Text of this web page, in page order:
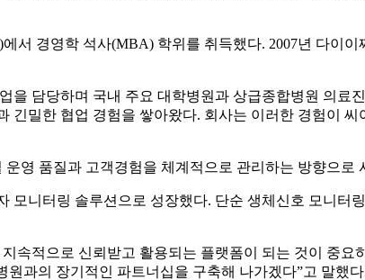
서 경영학 석사(MBA) 학위를 취득했다. 2007년 다이
담당하며 국내 주요 대학병원과 상급종합병원 의료
밀한 협업 경험을 쌓아왔다. 회사는 이러한 경험이 씨
영 품질과 고객경험을 체계적으로 관리하는 방향으로
니터링 솔루션으로 성장했다. 단순 생체신호 모니터
적으로 신뢰받고 활용되는 플랫폼이 되는 것이 중요
과의 장기적인 파트너십을 구축해 나가겠다”고 말했